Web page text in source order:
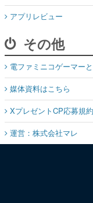
アプリレビュー
その他
電ファミニコゲーマー
媒体資料はこちら
XプレゼントCP応募規約
運営：株式会社マレ